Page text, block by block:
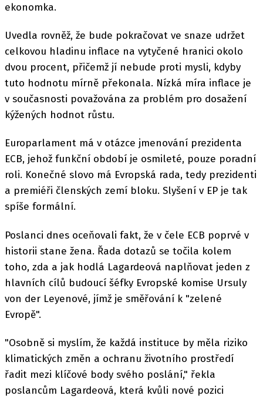
ekonomka.
Uvedla rovněž, že bude pokračovat ve snaze udržet
celkovou hladinu inflace na vytyčené hranici okolo
dvou procent, přičemž jí nebude proti mysli, kdyby
tuto hodnotu mírně překonala. Nízká míra inflace je
v současnosti považována za problém pro dosažení
kýžených hodnot růstu.
Europarlament má v otázce jmenování prezidenta
ECB, jehož funkční období je osmileté, pouze poradní
roli. Konečné slovo má Evropská rada, tedy prezidenti
a premiéři členských zemí bloku. Slyšení v EP je tak
spíše formální.
Poslanci dnes oceňovali fakt, že v čele ECB poprvé v
historii stane žena. Řada dotazů se točila kolem
toho, zda a jak hodlá Lagardeová naplňovat jeden z
hlavních cílů budoucí šéfky Evropské komise Ursuly
von der Leyenové, jímž je směřování k "zelené
Evropě".
"Osobně si myslím, že každá instituce by měla riziko
klimatických změn a ochranu životního prostředí
řadit mezi klíčové body svého poslání," řekla
poslancům Lagardeová, která kvůli nové pozici